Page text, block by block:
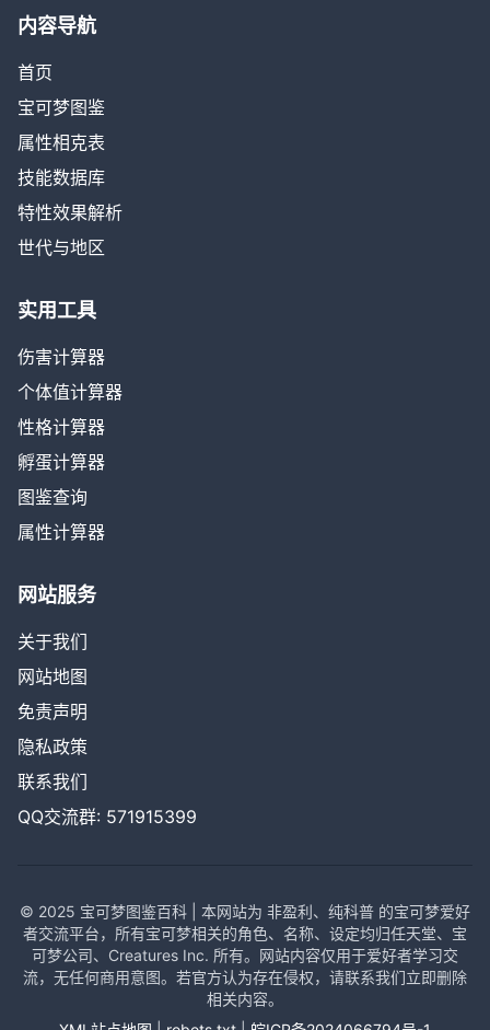
内容导航
首页
宝可梦图鉴
属性相克表
技能数据库
特性效果解析
世代与地区
实用工具
伤害计算器
个体值计算器
性格计算器
孵蛋计算器
图鉴查询
属性计算器
网站服务
关于我们
网站地图
免责声明
隐私政策
联系我们
QQ交流群: 571915399
© 2025 宝可梦图鉴百科 | 本网站为 非盈利、纯科普 的宝可梦爱好
者交流平台，所有宝可梦相关的角色、名称、设定均归任天堂、宝
可梦公司、Creatures Inc. 所有。网站内容仅用于爱好者学习交
流，无任何商用意图。若官方认为存在侵权，请联系我们立即删除
相关内容。